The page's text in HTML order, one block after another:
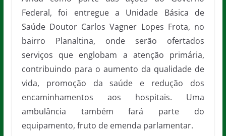
Federal, foi entregue a Unidade Básica de
Saúde Doutor Carlos Vagner Lopes Frota, no
bairro Planaltina, onde serão ofertados
serviços que englobam a atenção primária,
contribuindo para o aumento da qualidade de
vida, promoção da saúde e redução dos
encaminhamentos aos hospitais. Uma
ambulância também fará parte do
equipamento, fruto de emenda parlamentar.